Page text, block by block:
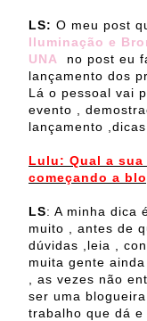
LS: O meu post
Iluminação e
UNA
no post eu
lançamento dos
Lá o pessoal vai
evento ,
lançamento
Lulu: Qual a sua
começando a
LS: A minha dica
muito , antes de
dúvidas ,leia ,
muita gente
, as vezes não
ser uma
trabalho que dá e